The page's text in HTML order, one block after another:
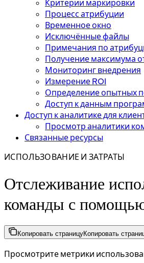
Критерии маркировки
Процесс атрибуции
Временное окно
Исключённые файлы
Примечания по
Получение максимума
Мониторинг внедрения
Измерение ROI
Определение опытных
Доступ к данным
Доступ к аналитике для
Просмотр аналитики
Связанные ресурсы
ИСПОЛЬЗОВАНИЕ И ЗАТРАТЫ
Отслеживание
команды с
Копировать страницуКопировать
Просмотрите метрики